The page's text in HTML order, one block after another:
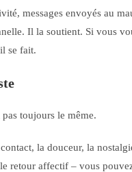
messages envoyés au
Il la soutient. Si vous
se fait.
toujours le même.
la douceur, la
retour affectif – vous